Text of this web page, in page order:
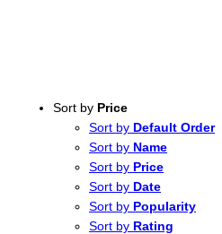
Sort by Price
Sort by Default Order
Sort by Name
Sort by Price
Sort by Date
Sort by Popularity
Sort by Rating